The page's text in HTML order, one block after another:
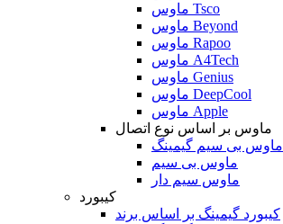
ماوس Tsco
ماوس Beyond
ماوس Rapoo
ماوس A4Tech
ماوس Genius
ماوس DeepCool
ماوس Apple
ماوس بر اساس نوع اتصال
ماوس بی سیم گیمینگ
ماوس بی سیم
ماوس سیم دار
کیبورد
کیبورد گیمینگ بر اساس برند